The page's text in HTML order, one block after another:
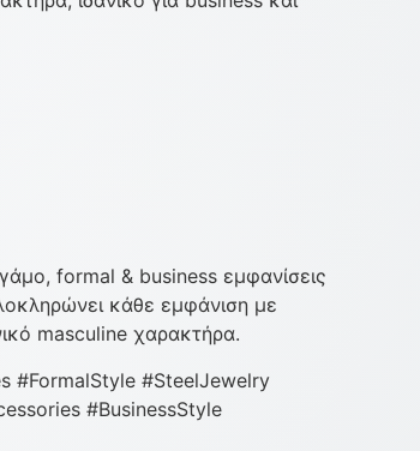
formal & business εμφανίσεις
κάθε εμφάνιση με
masculine χαρακτήρα.
#FormalStyle #SteelJewelry
#BusinessStyle